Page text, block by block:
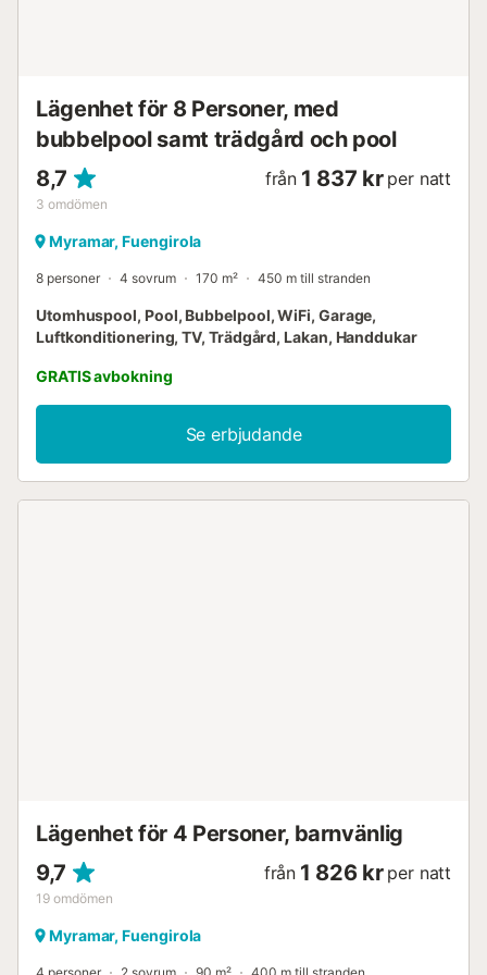
Lägenhet för 8 Personer, med
bubbelpool samt trädgård och pool
8,7
3 omdömen
från 1 837 kr per natt
Myramar, Fuengirola
8 personer 4 sovrum 170 m² 450 m till stranden
Utomhuspool, Pool, Bubbelpool, WiFi, Garage,
Luftkonditionering, TV, Trädgård, Lakan, Handdukar
GRATIS avbokning
Se erbjudande
Lägenhet för 4 Personer, barnvänlig
9,7
19 omdömen
från 1 826 kr per natt
Myramar, Fuengirola